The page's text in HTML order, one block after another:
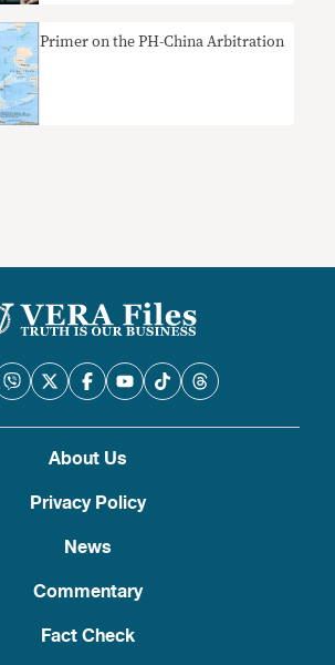
Primer on the PH-China Arbitration
About Us
Privacy Policy
News
Commentary
Fact Check